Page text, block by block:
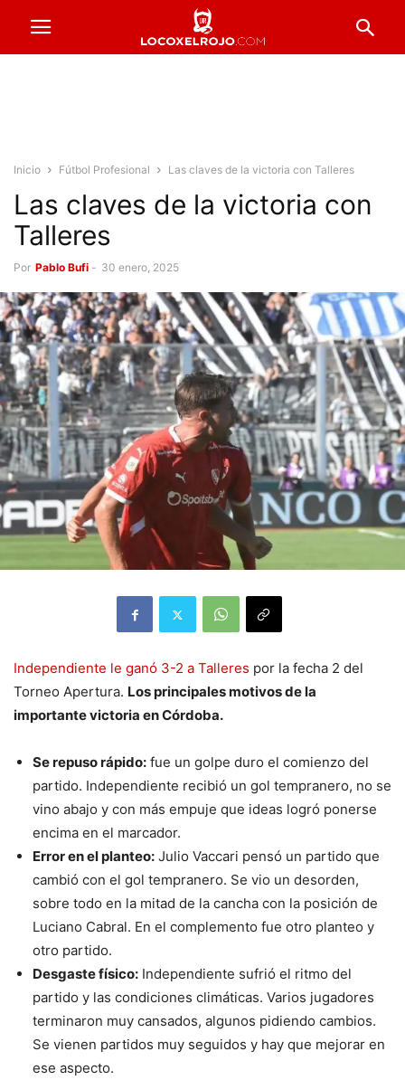
Inicio Fútbol Profesional Las claves de la victoria con Talleres
Las claves de la victoria con
Talleres
Por Pablo Bufi - 30 enero, 2025
Independiente le ganó 3-2 a Talleres por la fecha 2 del
Torneo Apertura. Los principales motivos de la
importante victoria en Córdoba.
Se repuso rápido: fue un golpe duro el comienzo del
partido. Independiente recibió un gol tempranero, no se
vino abajo y con más empuje que ideas logró ponerse
encima en el marcador.
Error en el planteo: Julio Vaccari pensó un partido que
cambió con el gol tempranero. Se vio un desorden,
sobre todo en la mitad de la cancha con la posición de
Luciano Cabral. En el complemento fue otro planteo y
otro partido.
Desgaste físico: Independiente sufrió el ritmo del
partido y las condiciones climáticas. Varios jugadores
terminaron muy cansados, algunos pidiendo cambios.
Se vienen partidos muy seguidos y hay que mejorar en
ese aspecto.